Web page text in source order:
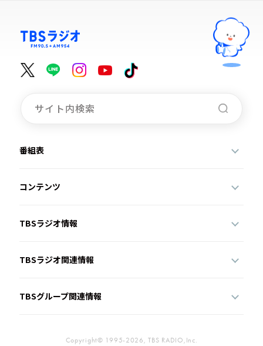
番組表
コンテンツ
TBSラジオ情報
TBSラジオ関連情報
TBSグループ関連情報
Copyright© 1995-2026, TBS RADIO,Inc.